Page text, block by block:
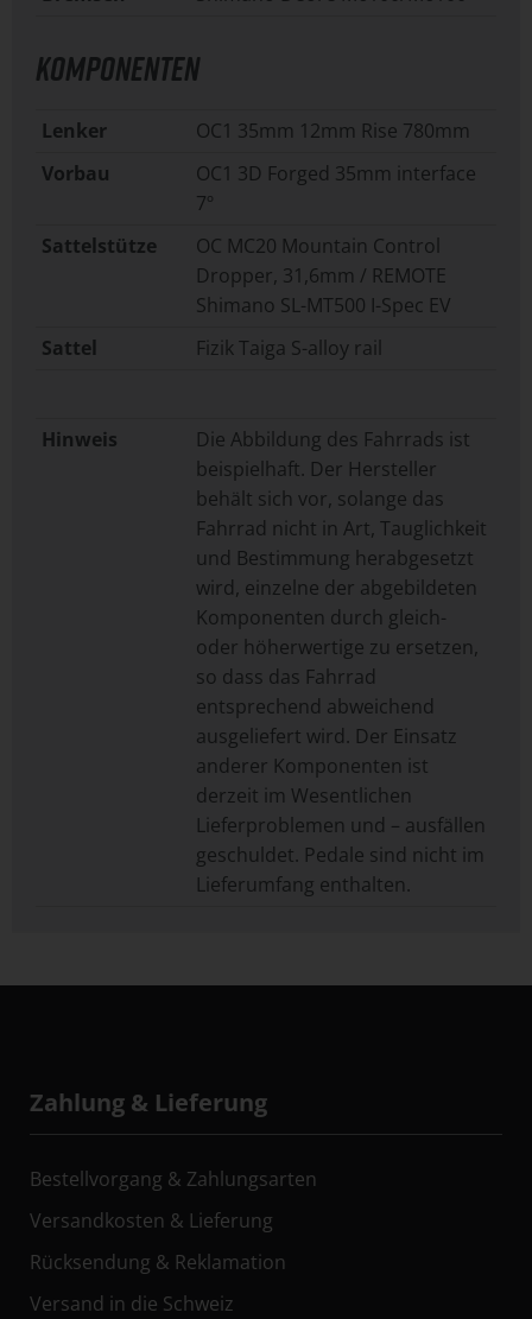
KOMPONENTEN
Lenker
OC1 35mm 12mm Rise 780mm
Vorbau
OC1 3D Forged 35mm interface
7º
Sattelstütze
OC MC20 Mountain Control
Dropper, 31,6mm / REMOTE
Shimano SL-MT500 I-Spec EV
Sattel
Fizik Taiga S-alloy rail
Hinweis
Die Abbildung des Fahrrads ist
beispielhaft. Der Hersteller
behält sich vor, solange das
Fahrrad nicht in Art, Tauglichkeit
und Bestimmung herabgesetzt
wird, einzelne der abgebildeten
Komponenten durch gleich-
oder höherwertige zu ersetzen,
so dass das Fahrrad
entsprechend abweichend
ausgeliefert wird. Der Einsatz
anderer Komponenten ist
derzeit im Wesentlichen
Lieferproblemen und – ausfällen
geschuldet. Pedale sind nicht im
Lieferumfang enthalten.
Zahlung & Lieferung
Bestellvorgang & Zahlungsarten
Versandkosten & Lieferung
Rücksendung & Reklamation
Versand in die Schweiz